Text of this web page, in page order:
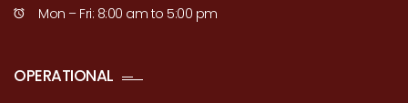
Mon – Fri: 8:00 am to 5:00 pm
OPERATIONAL